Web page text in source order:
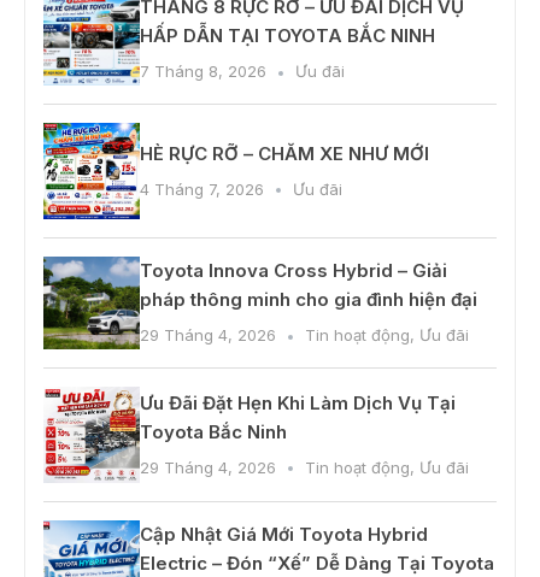
THÁNG 8 RỰC RỠ – ƯU ĐÃI DỊCH VỤ
HẤP DẪN TẠI TOYOTA BẮC NINH
7 Tháng 8, 2026 Ưu đãi
HÈ RỰC RỠ – CHĂM XE NHƯ MỚI
4 Tháng 7, 2026 Ưu đãi
Toyota Innova Cross Hybrid – Giải
pháp thông minh cho gia đình hiện đại
29 Tháng 4, 2026 Tin hoạt động, Ưu đãi
Ưu Đãi Đặt Hẹn Khi Làm Dịch Vụ Tại
Toyota Bắc Ninh
29 Tháng 4, 2026 Tin hoạt động, Ưu đãi
Cập Nhật Giá Mới Toyota Hybrid
Electric – Đón “Xế” Dễ Dàng Tại Toyota